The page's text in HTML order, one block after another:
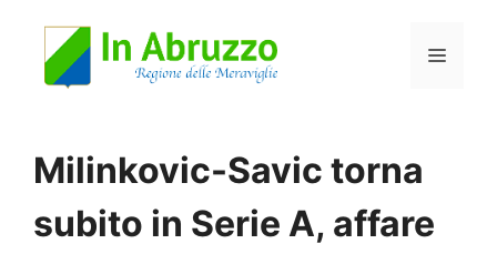
Menu
Milinkovic-Savic torna
subito in Serie A, affare